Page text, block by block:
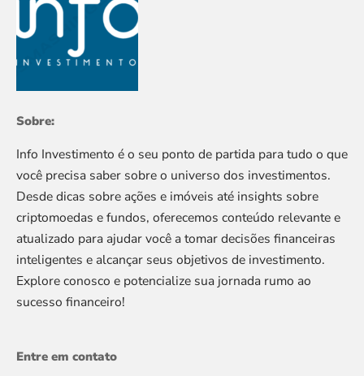
Sobre:
Info Investimento é o seu ponto de partida para tudo o que
você precisa saber sobre o universo dos investimentos.
Desde dicas sobre ações e imóveis até insights sobre
criptomoedas e fundos, oferecemos conteúdo relevante e
atualizado para ajudar você a tomar decisões financeiras
inteligentes e alcançar seus objetivos de investimento.
Explore conosco e potencialize sua jornada rumo ao
sucesso financeiro!
Entre em contato